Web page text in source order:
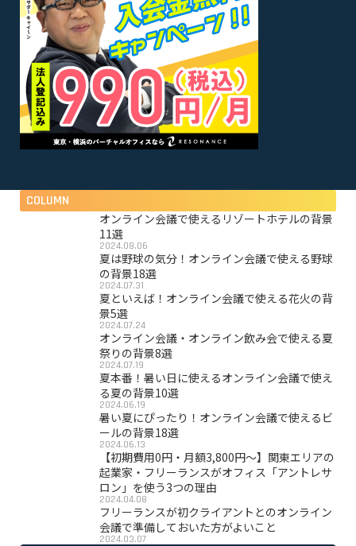
COLUMN
オンライン会議で使えるリゾートホテルの背景
11選
2024.08.06
夏は野球の気分！オンライン会議で使える野球
の背景18選
2024.07.31
夏といえば！オンライン会議で使える花火の背
景5選
2024.07.24
オンライン会議・オンライン飲み会で使える夏
祭りの背景8選
2024.07.19
夏本番！暑い日に使えるオンライン会議で使え
る夏の背景10選
2024.06.19
暑い夏にぴったり！オンライン会議で使えるビ
ールの背景18選
2024.06.13
【初期費用0円・月額3,800円〜】関東エリアの
起業家・フリーランスがオフィス「アントレサ
ロン」を使う3つの理由
2024.04.08
フリーランスが初クライアントとのオンライン
会議で準備しておいた方がよいこと
2024.03.07